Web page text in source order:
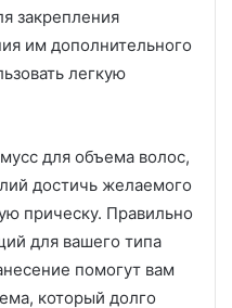
закрепления
им дополнительного
легкую
для объема волос,
достичь желаемого
прическу. Правильно
для вашего типа
помогут вам
который долго